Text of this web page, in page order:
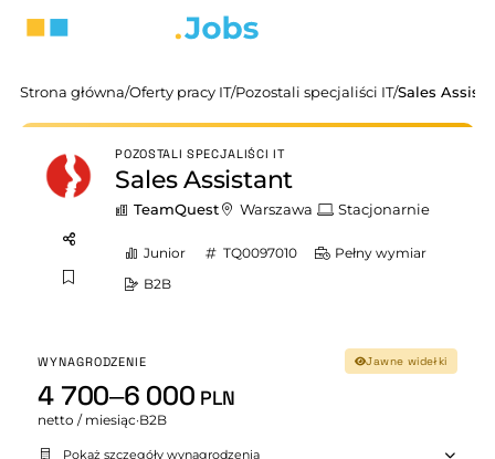
Strona główna/Oferty pracy IT/Pozostali specjaliści IT/Sales
POZOSTALI SPECJALIŚCI IT
Sales Assistant
TeamQuest Warszawa Stacjonarnie
Junior TQ0097010
Pełny wymiar
B2B
WYNAGRODZENIE Jawne widełki
4 700–6 000 PLN
netto / miesiąc·B2B
Pokaż szczegóły wynagrodzenia